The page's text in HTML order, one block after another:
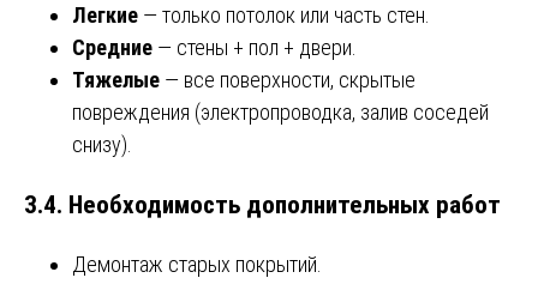
Легкие — только потолок или часть стен.
Средние — стены + пол + двери.
Тяжелые — все поверхности, скрытые
повреждения (электропроводка, залив соседей
снизу).
3.4. Необходимость дополнительных работ
Демонтаж старых покрытий.